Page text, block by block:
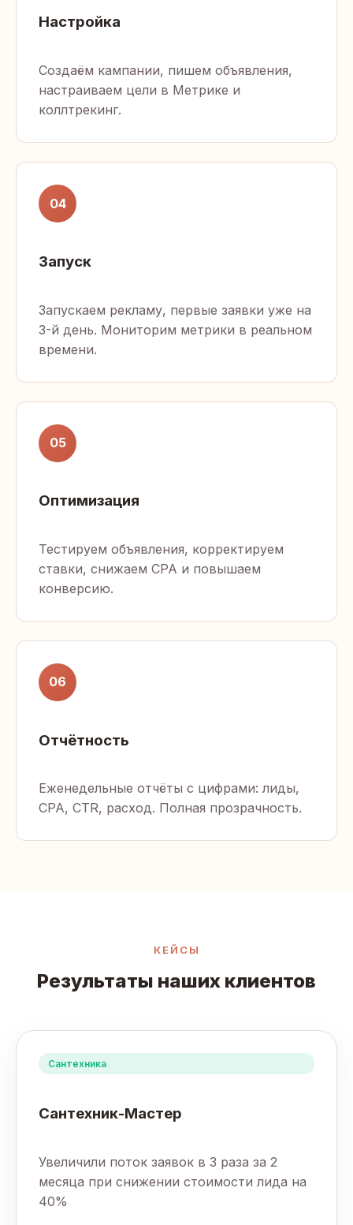
Настройка
Создаём кампании, пишем объявления,
настраиваем цели в Метрике и
коллтрекинг.
04
Запуск
Запускаем рекламу, первые заявки уже на
3-й день. Мониторим метрики в реальном
времени.
05
Оптимизация
Тестируем объявления, корректируем
ставки, снижаем CPA и повышаем
конверсию.
06
Отчётность
Еженедельные отчёты с цифрами: лиды,
CPA, CTR, расход. Полная прозрачность.
КЕЙСЫ
Результаты наших клиентов
Сантехника
Сантехник-Мастер
Увеличили поток заявок в 3 раза за 2
месяца при снижении стоимости лида на
40%